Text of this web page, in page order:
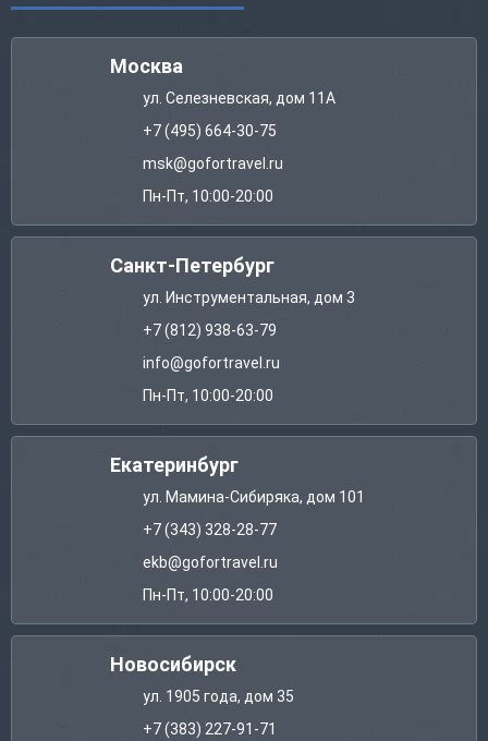
Москва
ул. Селезневская, дом 11А
+7 (495) 664-30-75
msk@gofortravel.ru
Пн-Пт, 10:00-20:00
Санкт-Петербург
ул. Инструментальная, дом 3
+7 (812) 938-63-79
info@gofortravel.ru
Пн-Пт, 10:00-20:00
Екатеринбург
ул. Мамина-Сибиряка, дом 101
+7 (343) 328-28-77
ekb@gofortravel.ru
Пн-Пт, 10:00-20:00
Новосибирск
ул. 1905 года, дом 35
+7 (383) 227-91-71